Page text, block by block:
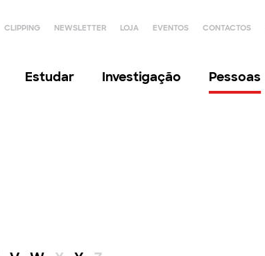
CLIPPING NEWSLETTER LOJA EVENTOS CONTACTOS
Estudar Investigação Pessoas